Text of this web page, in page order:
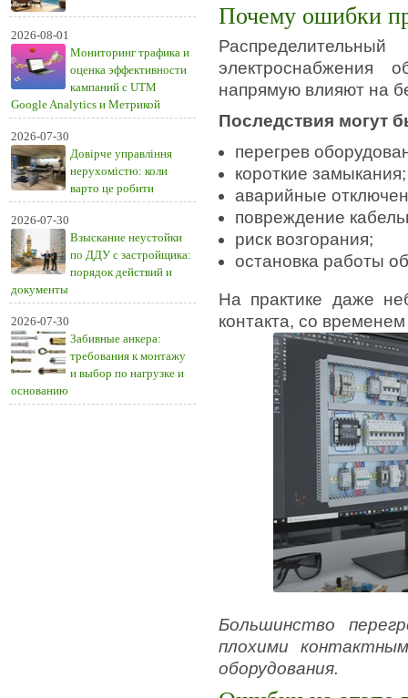
2026-08-01
Мониторинг трафика и
оценка эффективности
кампаний с UTM
Google Analytics и Метрикой
2026-07-30
Довірче управління
нерухомістю: коли
варто це робити
2026-07-30
Взыскание неустойки
по ДДУ с застройщика:
порядок действий и
документы
2026-07-30
Забивные анкера:
требования к монтажу
и выбор по нагрузке и
основанию
Почему ошибки
напрямую влияют на
Последствия могут
перегрев
короткие замыкания;
аварийные
повреждение
риск возгорания;
остановка работы
На практике даже
контакта, со
Большинство
плохими
оборудования.